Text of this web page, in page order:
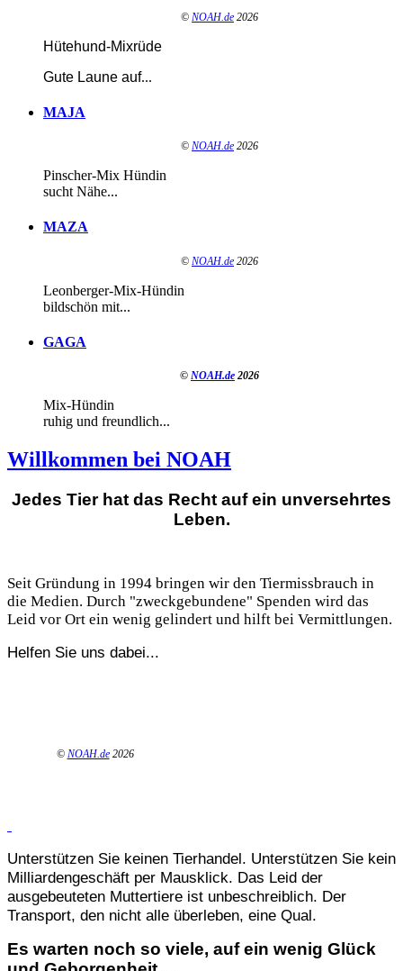
© NOAH.de 2026
Hütehund-Mixrüde
Gute Laune auf...
MAJA
© NOAH.de 2026
Pinscher-Mix Hündin
sucht Nähe...
MAZA
© NOAH.de 2026
Leonberger-Mix-Hündin
bildschön mit...
GAGA
© NOAH.de 2026
Mix-Hündin
ruhig und freundlich...
Willkommen bei NOAH
Jedes Tier hat das Recht auf ein unversehrtes
Leben.
Seit Gründung in 1994 bringen wir den Tiermissbrauch in
die Medien. Durch "zweckgebundene" Spenden wird das
Leid vor Ort ein wenig gelindert und hilft bei Vermittlungen.
Helfen Sie uns dabei...
© NOAH.de 2026
Unterstützen Sie keinen Tierhandel. Unterstützen Sie kein
Milliardengeschäft per Mausklick. Das Leid der
ausgebeuteten Muttertiere ist unbeschreiblich. Der
Transport, den nicht alle überleben, eine Qual.
Es warten noch so viele, auf ein wenig Glück